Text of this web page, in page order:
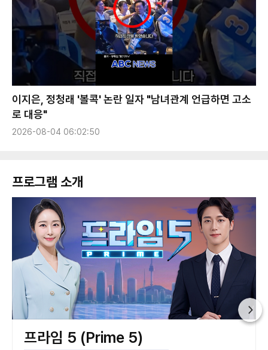
이지은, 정청래 '볼콕' 논란 일자 "남녀관계 언급하면 고소
로 대응"
2026-08-04 06:02:50
프로그램 소개
프라임 5 (Prime 5)